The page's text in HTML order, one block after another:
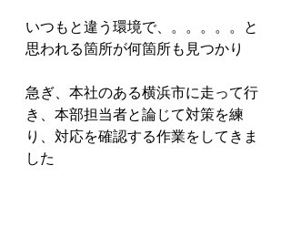
いつもと違う環境で、。。。。。と
思われる箇所が何箇所も見つかり
急ぎ、本社のある横浜市に走って行
き、本部担当者と論じて対策を練
り、対応を確認する作業をしてきま
した